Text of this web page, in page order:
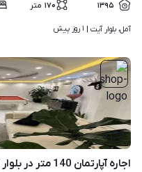
۱۳۹۵ ۱۷۰ متر
آمل، بلوار آیت | ۱ روز پیش
۱۰
اجاره آپارتمان 140 متر در بلوار آیت 18